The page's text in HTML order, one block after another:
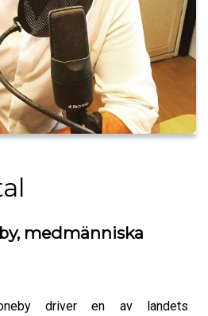
medmänniska
driver en av landets